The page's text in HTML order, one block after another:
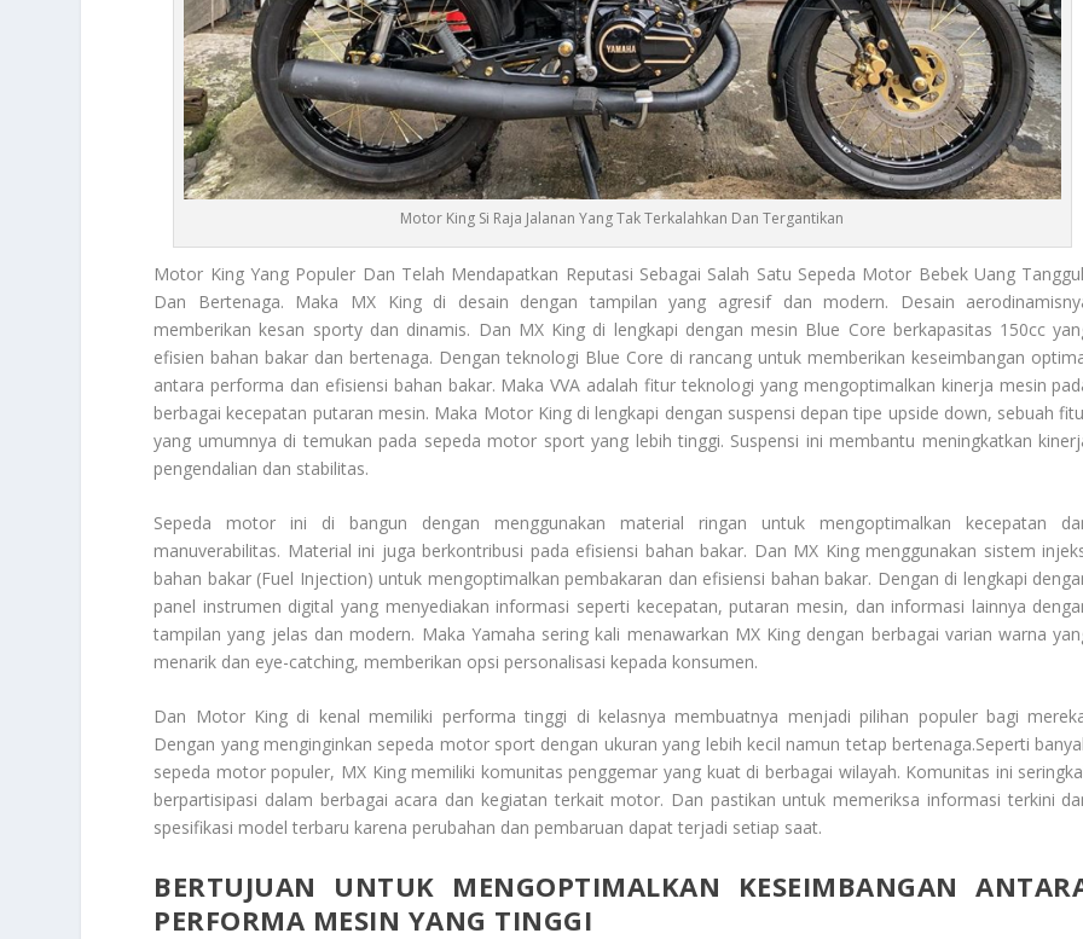
Motor King Si Raja Jalanan Yang Tak Terkalahkan Dan Tergantikan
Motor KingYang Populer Dan Telah Mendapatkan Reputasi Sebagai Salah Satu Sepeda Motor Bebek Uang
Dan Bertenaga. Maka MX King di desain dengan tampilan yang agresif dan modern. Desain
memberikan kesan sporty dan dinamis. Dan MX King di lengkapi dengan mesin Blue Core berkapasitas 150cc
efisien bahan bakar dan bertenaga. Dengan teknologi Blue Core di rancang untuk memberikan keseimbangan
antara performa dan efisiensi bahan bakar. Maka VVA adalah fitur teknologi yang mengoptimalkan kinerja mesin
berbagai kecepatan putaran mesin. Maka Motor Kingdi lengkapi dengan suspensi depan tipe upside down, sebuah
yang umumnya di temukan pada sepeda motor sport yang lebih tinggi. Suspensi ini membantu meningkatkan
pengendalian dan stabilitas.
Sepeda motor ini di bangun dengan menggunakan material ringan untuk mengoptimalkan kecepatan
manuverabilitas. Material ini juga berkontribusi pada efisiensi bahan bakar. Dan MX King menggunakan sistem
bahan bakar (Fuel Injection) untuk mengoptimalkan pembakaran dan efisiensi bahan bakar. Dengan di lengkapi
panel instrumen digital yang menyediakan informasi seperti kecepatan, putaran mesin, dan informasi lainnya
tampilan yang jelas dan modern. Maka Yamaha sering kali menawarkan MX King dengan berbagai varian warna
menarik dan eye-catching, memberikan opsi personalisasi kepada konsumen.
Dan Motor King di kenal memiliki performa tinggi di kelasnya membuatnya menjadi pilihan populer bagi
Dengan yang menginginkan sepeda motor sport dengan ukuran yang lebih kecil namun tetap bertenaga.Seperti
sepeda motor populer, MX King memiliki komunitas penggemar yang kuat di berbagai wilayah. Komunitas ini
berpartisipasi dalam berbagai acara dan kegiatan terkait motor. Dan pastikan untuk memeriksa informasi terkini
spesifikasi model terbaru karena perubahan dan pembaruan dapat terjadi setiap saat.
BERTUJUAN UNTUK MENGOPTIMALKAN KESEIMBANGAN
PERFORMA MESIN YANG TINGGI